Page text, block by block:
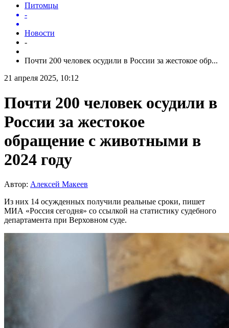
Питомцы
-
Новости
-
Почти 200 человек осудили в России за жестокое обр...
21 апреля 2025, 10:12
Почти 200 человек осудили в
России за жестокое
обращение с животными в
2024 году
Автор: Алексей Макеев
Из них 14 осужденных получили реальные сроки, пишет
МИА «Россия сегодня» со ссылкой на статистику судебного
департамента при Верховном суде.